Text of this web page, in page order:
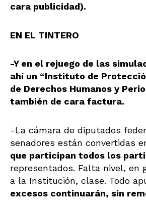
cara publicidad).
EN EL TINTERO
-Y en el rejuego de las
ahí un “Instituto de
de Derechos Humanos y
también de cara factura.
-La cámara de diputados
senadores están convertidas
que participan todos los
representados. Falta nivel, en
a la Institución, clase. Todo
excesos continuarán, sin